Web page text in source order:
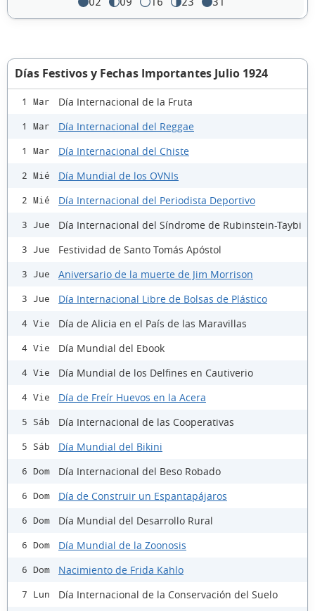
Días Festivos y Fechas Importantes Julio 1924
1 Mar Día Internacional de la Fruta
1 Mar Día Internacional del Reggae
1 Mar Día Internacional del Chiste
2 Mié Día Mundial de los OVNIs
2 Mié Día Internacional del Periodista Deportivo
3 Jue Día Internacional del Síndrome de Rubinstein-Taybi
3 Jue Festividad de Santo Tomás Apóstol
3 Jue Aniversario de la muerte de Jim Morrison
3 Jue Día Internacional Libre de Bolsas de Plástico
4 Vie Día de Alicia en el País de las Maravillas
4 Vie Día Mundial del Ebook
4 Vie Día Mundial de los Delfines en Cautiverio
4 Vie Día de Freír Huevos en la Acera
5 Sáb Día Internacional de las Cooperativas
5 Sáb Día Mundial del Bikini
6 Dom Día Internacional del Beso Robado
6 Dom Día de Construir un Espantapájaros
6 Dom Día Mundial del Desarrollo Rural
6 Dom Día Mundial de la Zoonosis
6 Dom Nacimiento de Frida Kahlo
7 Lun Día Internacional de la Conservación del Suelo